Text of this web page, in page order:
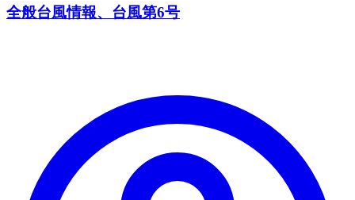
全般台風情報、台風第6号